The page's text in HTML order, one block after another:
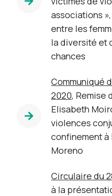
associations
entre les
la diversité et
chances
Communiqué
2020, Remise
Elisabeth
violences
confinement à
Moreno
Circulaire du
à la